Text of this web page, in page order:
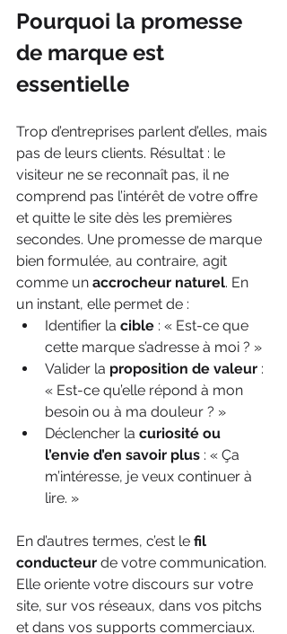
Pourquoi la promesse
de marque est
essentielle
Trop d’entreprises parlent d’elles, mais
pas de leurs clients. Résultat : le
visiteur ne se reconnaît pas, il ne
comprend pas l’intérêt de votre offre
et quitte le site dès les premières
secondes. Une promesse de marque
bien formulée, au contraire, agit
comme un accrocheur naturel. En
un instant, elle permet de :
Identifier la cible : « Est-ce que
cette marque s’adresse à moi ? »
Valider la proposition de valeur :
« Est-ce qu’elle répond à mon
besoin ou à ma douleur ? »
Déclencher la curiosité ou
l’envie d’en savoir plus : « Ça
m’intéresse, je veux continuer à
lire. »
En d’autres termes, c’est le fil
conducteur de votre communication.
Elle oriente votre discours sur votre
site, sur vos réseaux, dans vos pitchs
et dans vos supports commerciaux.